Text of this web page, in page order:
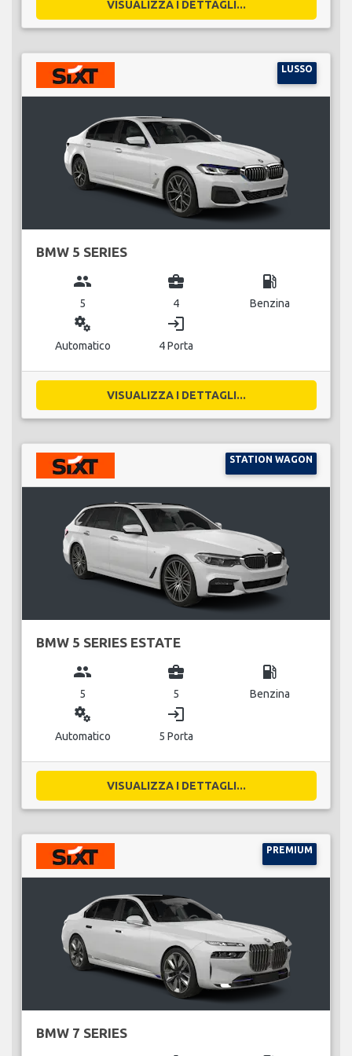
VISUALIZZA I DETTAGLI...
LUSSO
BMW 5 SERIES
group
5
business_center
4
local_gas_station
Benzina
miscellaneous_services
Automatico
login
4 Porta
VISUALIZZA I DETTAGLI...
STATION WAGON
BMW 5 SERIES ESTATE
group
5
business_center
5
local_gas_station
Benzina
miscellaneous_services
Automatico
login
5 Porta
VISUALIZZA I DETTAGLI...
PREMIUM
BMW 7 SERIES